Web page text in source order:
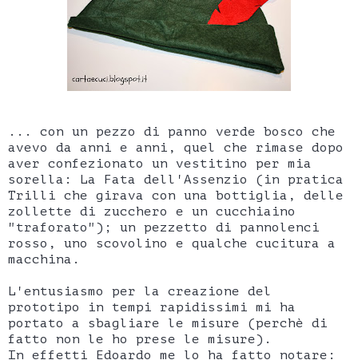
... con un pezzo di panno verde bosco che
avevo da anni e anni, quel che rimase dopo
aver confezionato un vestitino per mia
sorella: La Fata dell'Assenzio (in pratica
Trilli che girava con una bottiglia, delle
zollette di zucchero e un cucchiaino
"traforato"); un pezzetto di pannolenci
rosso, uno scovolino e qualche cucitura a
macchina.
L'entusiasmo per la creazione del
prototipo in tempi rapidissimi mi ha
portato a sbagliare le misure (perchè di
fatto non le ho prese le misure).
In effetti Edoardo me lo ha fatto notare: